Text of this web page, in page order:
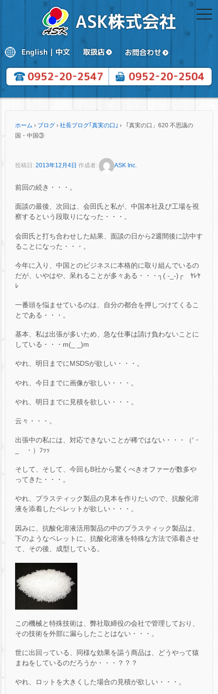
ホーム › ブログ › 社長ブログ｢真実の口｣ ›
「真実の口」620 不思議の
国・中国③
投稿日: 2013年12月4日 作成者: ASK Inc.
前回の続き・・・。
面談の最後、次回は、会田氏と私が、中国本社及び工場を視
察するという段取りになった・・・。
会田氏と打ち合わせした結果、面談の日から2週間後に訪中す
ることになった・・・。
今年に入り、中国とのビジネスに本格的に取り組んでいるの
だが、いやはや、呆れることが多々ある・・・┐( -_-)┌ ﾔﾚﾔ
ﾚ
一番頭を悩ませているのは、自分の都合を押しつけてくるこ
とである・・・。
基本、私は出張が多いため、急な仕事は請け負わないことに
している・・・m(_ _)m
やれ、明日までにMSDSが欲しい・・・。
やれ、今日までに画像が欲しい・・・。
やれ、明日までに見積を欲しい・・・。
云々・・・。
出張中の私には、対応できないことが稀ではない・・・（′・
_ゝ・）ﾌｯｯ
そして、そして、今回もB社から驚くべきオファーが数多や
ってきた・・・。
やれ、プラスティック製品の見本を作りたいので、抗酸化溶
液を添着したペレットが欲しい・・・。
因みに、抗酸化溶液活用製品の中のプラスティック製品は、
下のようなペレットに、抗酸化溶液を特殊な方法で添着させ
て、その後、成型している。
この機械と特殊技術は、弊社取締役の会社で管理しており、
その技術を外部に漏らしたことはない・・・。
世に出回っている、同様な効果を謳う商品は、どうやって猿
まねをしているのだろうか・・・？？？
やれ、ロットを大きくした場合の見積が欲しい・・・。